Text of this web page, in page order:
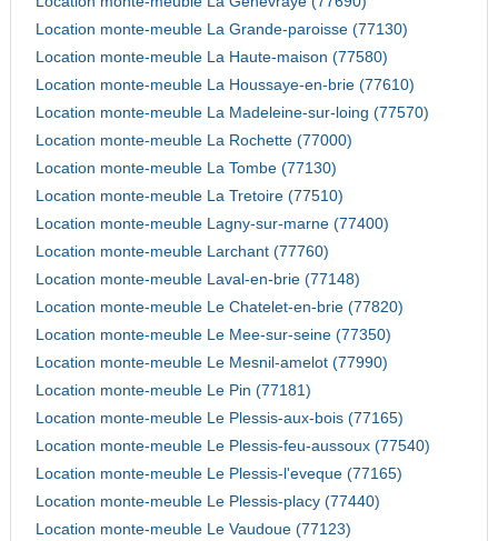
Location monte-meuble La Grande-paroisse (77130)
Location monte-meuble La Haute-maison (77580)
Location monte-meuble La Houssaye-en-brie (77610)
Location monte-meuble La Madeleine-sur-loing (77570)
Location monte-meuble La Rochette (77000)
Location monte-meuble La Tombe (77130)
Location monte-meuble La Tretoire (77510)
Location monte-meuble Lagny-sur-marne (77400)
Location monte-meuble Larchant (77760)
Location monte-meuble Laval-en-brie (77148)
Location monte-meuble Le Chatelet-en-brie (77820)
Location monte-meuble Le Mee-sur-seine (77350)
Location monte-meuble Le Mesnil-amelot (77990)
Location monte-meuble Le Pin (77181)
Location monte-meuble Le Plessis-aux-bois (77165)
Location monte-meuble Le Plessis-feu-aussoux (77540)
Location monte-meuble Le Plessis-l'eveque (77165)
Location monte-meuble Le Plessis-placy (77440)
Location monte-meuble Le Vaudoue (77123)